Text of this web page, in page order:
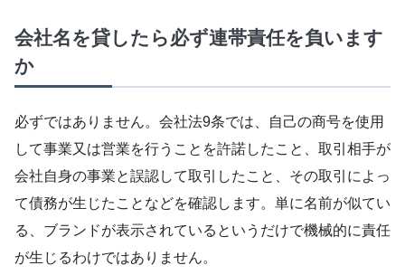
会社名を貸したら必ず連帯責任を負います
か
必ずではありません。会社法9条では、自己の商号を使用
して事業又は営業を行うことを許諾したこと、取引相手が
会社自身の事業と誤認して取引したこと、その取引によっ
て債務が生じたことなどを確認します。単に名前が似てい
る、ブランドが表示されているというだけで機械的に責任
が生じるわけではありません。